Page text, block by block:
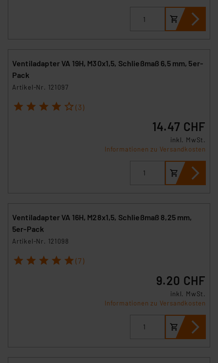
Ventiladapter VA 19H, M30x1,5, Schließmaß 6,5 mm, 5er-
Pack
Artikel-Nr. 121097
1 2 3 4 5 (3)
14.47 CHF
inkl. MwSt.
Informationen zu Versandkosten
Ventiladapter VA 16H, M28x1,5, Schließmaß 8,25 mm,
5er-Pack
Artikel-Nr. 121098
1 2 3 4 5 (7)
9.20 CHF
inkl. MwSt.
Informationen zu Versandkosten